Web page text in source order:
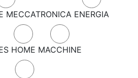
MECCATRONICA ENERGIA
HOME MACCHINE